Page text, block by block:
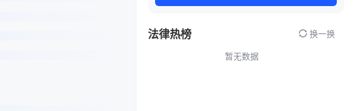
法律热榜 换一换
暂无数据